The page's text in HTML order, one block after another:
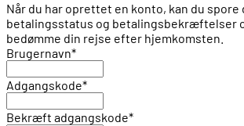
Når du har oprettet en konto, kan du spore
betalingsstatus og betalingsbekræftelser
bedømme din rejse efter hjemkomsten.
Brugernavn*
Adgangskode*
Bekræft adgangskode*